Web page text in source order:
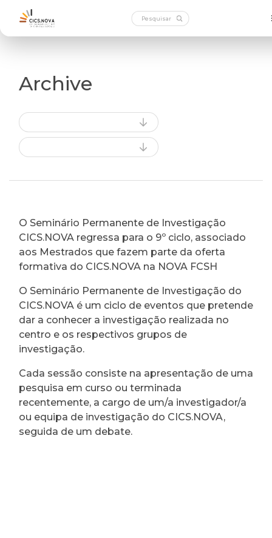
Archive
O Seminário Permanente de Investigação
CICS.NOVA regressa para o 9º ciclo, associado
aos Mestrados que fazem parte da oferta
formativa do CICS.NOVA na NOVA FCSH
O Seminário Permanente de Investigação do
CICS.NOVA é um ciclo de eventos que pretende
dar a conhecer a investigação realizada no
centro e os respectivos grupos de
investigação.
Cada sessão consiste na apresentação de uma
pesquisa em curso ou terminada
recentemente, a cargo de um/a investigador/a
ou equipa de investigação do CICS.NOVA,
seguida de um debate.